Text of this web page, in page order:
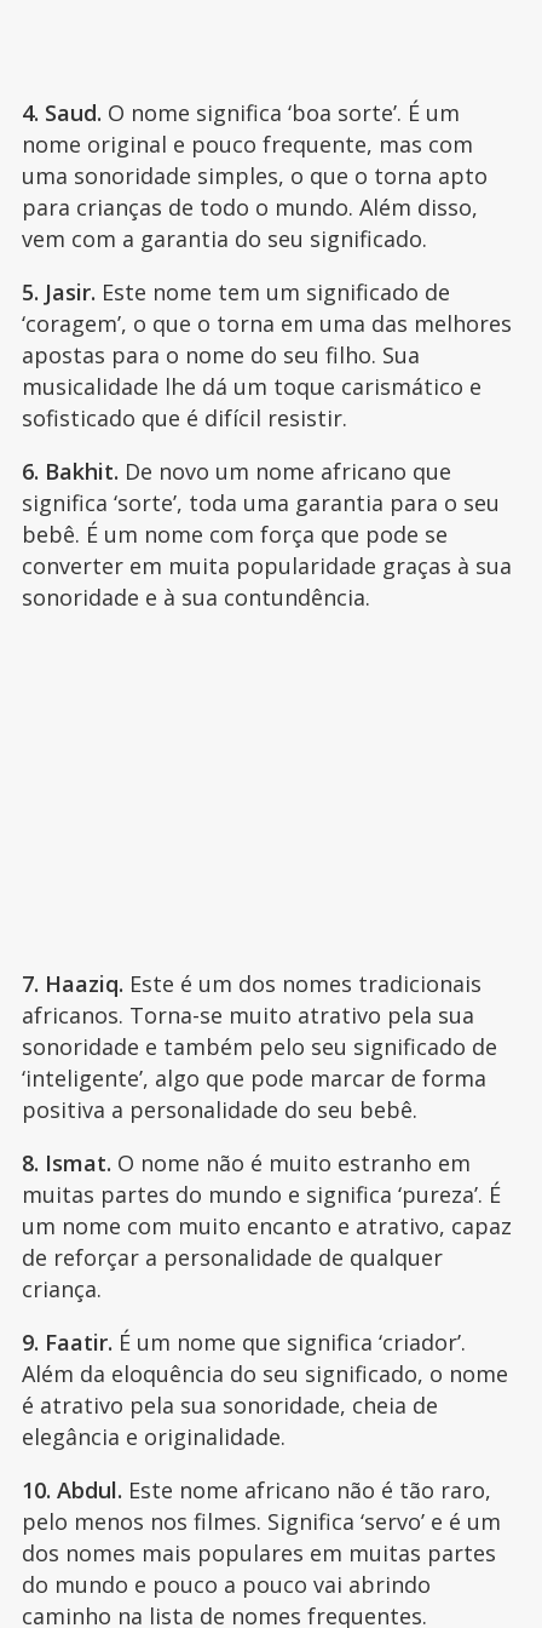
4. Saud. O nome significa ‘boa sorte’. É um
nome original e pouco frequente, mas com
uma sonoridade simples, o que o torna apto
para crianças de todo o mundo. Além disso,
vem com a garantia do seu significado.
5. Jasir. Este nome tem um significado de
‘coragem’, o que o torna em uma das melhores
apostas para o nome do seu filho. Sua
musicalidade lhe dá um toque carismático e
sofisticado que é difícil resistir.
6. Bakhit. De novo um nome africano que
significa ‘sorte’, toda uma garantia para o seu
bebê. É um nome com força que pode se
converter em muita popularidade graças à sua
sonoridade e à sua contundência.
7. Haaziq. Este é um dos nomes tradicionais
africanos. Torna-se muito atrativo pela sua
sonoridade e também pelo seu significado de
‘inteligente’, algo que pode marcar de forma
positiva a personalidade do seu bebê.
8. Ismat. O nome não é muito estranho em
muitas partes do mundo e significa ‘pureza’. É
um nome com muito encanto e atrativo, capaz
de reforçar a personalidade de qualquer
criança.
9. Faatir. É um nome que significa ‘criador’.
Além da eloquência do seu significado, o nome
é atrativo pela sua sonoridade, cheia de
elegância e originalidade.
10. Abdul. Este nome africano não é tão raro,
pelo menos nos filmes. Significa ‘servo’ e é um
dos nomes mais populares em muitas partes
do mundo e pouco a pouco vai abrindo
caminho na lista de nomes frequentes.